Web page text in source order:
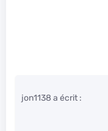
jon1138 a écrit :